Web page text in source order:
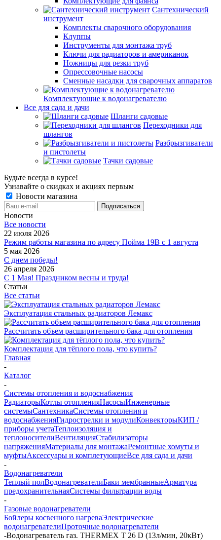
Сантехнический
инструмент
Комплекты сварочного оборудования
Клуппы
Инструменты для монтажа труб
Ключи для радиаторов и американок
Ножницы для резки труб
Опрессовочные насосы
Сменные насадки для сварочных аппаратов
Комплектующие к водонагревателю
Все для сада и дачи
Шланги садовые
Переходники для
шлангов
Разбрызгиватели
и пистолеты
Тачки садовые
Будьте всегда в курсе!
Узнавайте о скидках и акциях первым
Новости магазина
Новости
Все новости
22 июля 2026
Режим работы магазина по адресу Пойма 19В с 1 августа
5 мая 2026
С днем победы!
26 апреля 2026
С 1 Мая! Праздником весны и труда!
Статьи
Все статьи
Эксплуатация стальных радиаторов Лемакс
Рассчитать объем расширительного бака для отопления
Комплектация для тёплого пола, что купить?
Главная
-
Каталог
-
Системы отопления и водоснабжения
РадиаторыКотлы отопленияНасосыИнженерные
системыСантехникаСистемы отопления и
водоснабженияГидрострелки и модулиКонвекторыКИП /
приборы учетаТеплоизоляция и
теплоносителиВентиляцияСтабилизаторы
напряженияМатериалы для монтажаРемонтные хомуты и
муфтыАксессуары и комплетующиеВсе для сада и дачи
-
Водонагреватели
Теплый полВодонагревателиБаки мембранныеАрматура
предохранительнаяСистемы фильтрации воды
-
Газовые водонагреватели
Бойлеры косвенного нагреваЭлектрические
водонагревателиПроточные водонагреватели
-Водонагреватель газ. THERMEX T 26 D (13л/мин, 20кВт)